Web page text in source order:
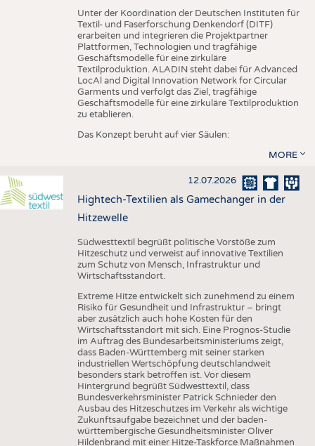
Unter der Koordination der Deutschen Instituten für
Textil- und Faserforschung Denkendorf (DITF)
erarbeiten und integrieren die Projektpartner
Plattformen, Technologien und tragfähige
Geschäftsmodelle für eine zirkuläre
Textilproduktion. ALADIN steht dabei für Advanced
LocAl and Digital Innovation Network for Circular
Garments und verfolgt das Ziel, tragfähige
Geschäftsmodelle für eine zirkuläre Textilproduktion
zu etablieren.
Das Konzept beruht auf vier Säulen:
MORE
12.07.2026
Hightech-Textilien als Gamechanger in der
Hitzewelle
Südwesttextil begrüßt politische Vorstöße zum
Hitzeschutz und verweist auf innovative Textilien
zum Schutz von Mensch, Infrastruktur und
Wirtschaftsstandort.
Extreme Hitze entwickelt sich zunehmend zu einem
Risiko für Gesundheit und Infrastruktur – bringt
aber zusätzlich auch hohe Kosten für den
Wirtschaftsstandort mit sich. Eine Prognos-Studie
im Auftrag des Bundesarbeitsministeriums zeigt,
dass Baden-Württemberg mit seiner starken
industriellen Wertschöpfung deutschlandweit
besonders stark betroffen ist. Vor diesem
Hintergrund begrüßt Südwesttextil, dass
Bundesverkehrsminister Patrick Schnieder den
Ausbau des Hitzeschutzes im Verkehr als wichtige
Zukunftsaufgabe bezeichnet und der baden-
württembergische Gesundheitsminister Oliver
Hildenbrand mit einer Hitze-Taskforce Maßnahmen